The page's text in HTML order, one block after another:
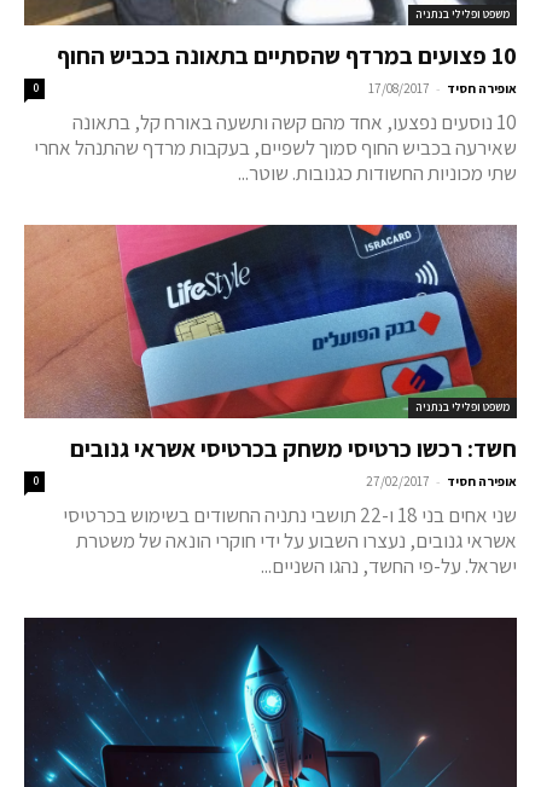
משפט ופלילי בנתניה
10 פצועים במרדף שהסתיים בתאונה בכביש החוף
אופירה חסיד -
17/08/2017
0
10 נוסעים נפצעו, אחד מהם קשה ותשעה באורח קל, בתאונה
שאירעה בכביש החוף סמוך לשפיים, בעקבות מרדף שהתנהל אחרי
שתי מכוניות החשודות כגנובות. שוטר...
משפט ופלילי בנתניה
חשד: רכשו כרטיסי משחק בכרטיסי אשראי גנובים
אופירה חסיד -
27/02/2017
0
שני אחים בני 18 ו-22 תושבי נתניה החשודים בשימוש בכרטיסי
אשראי גנובים, נעצרו השבוע על ידי חוקרי הונאה של משטרת
ישראל. על-פי החשד, נהגו השניים...